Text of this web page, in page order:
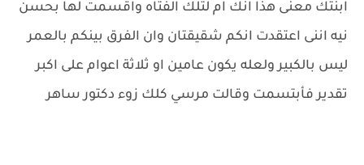
ابنتك معنى هذا انك ام لتلك الفتاه واقسمت لها بحسن
نيه اننى اعتقدت انكم شقيقتان وان الفرق بينكم بالعمر
ليس بالكبير ولعله يكون عامين او ثلاثة اعوام على اكبر
تقدير فأبتسمت وقالت مرسي كلك زوء دكتور ساهر